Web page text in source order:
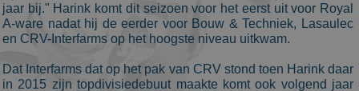
jaar bij." Harink komt dit seizoen voor het eerst uit voor Royal
A-ware nadat hij de eerder voor Bouw & Techniek, Lasaulec
en CRV-Interfarms op het hoogste niveau uitkwam.
Dat Interfarms dat op het pak van CRV stond toen Harink daar
in 2015 zijn topdivisiedebuut maakte komt ook volgend jaar
Prestatiecookies worden gebruikt om te zien hoe
bezoekers de website gebruiken, bijv. analytische
cookies. Deze cookies kunnen niet worden gebruikt om
Naam
Aanbieder/
Domein
Vervaldatum